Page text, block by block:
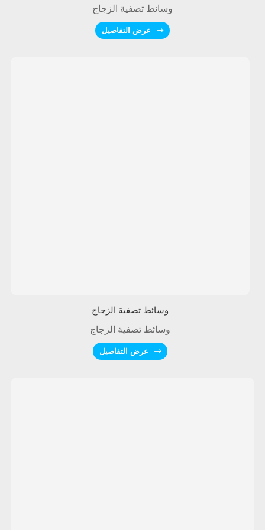
وسائط تصفية الزجاج
عرض التفاصيل
وسائط تصفية الزجاج
وسائط تصفية الزجاج
عرض التفاصيل